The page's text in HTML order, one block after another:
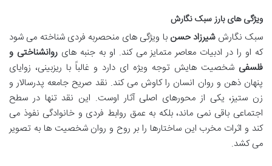
ویژگی های بارز سبک نگارش
سبک نگارششیرزاد حسن با ویژگی های منحصربه فردی شناخته می شود
که او را در ادبیات معاصر متمایز می کند. او به جنبه هایروانشناختی و
فلسفی شخصیت هایش توجه ویژه ای دارد و غالباً با ریزبینی، زوایای
پنهان ذهن و روان انسان را کاوش می کند. نقد صریح جامعه پدرسالار و
زن ستیز، یکی از محورهای اصلی آثار اوست. این نقد تنها در سطح
اجتماعی باقی نمی ماند، بلکه به عمق روابط فردی و خانوادگی نفوذ می
کند و اثرات مخرب این ساختارها را بر روح و روان شخصیت ها به تصویر
می کشد.